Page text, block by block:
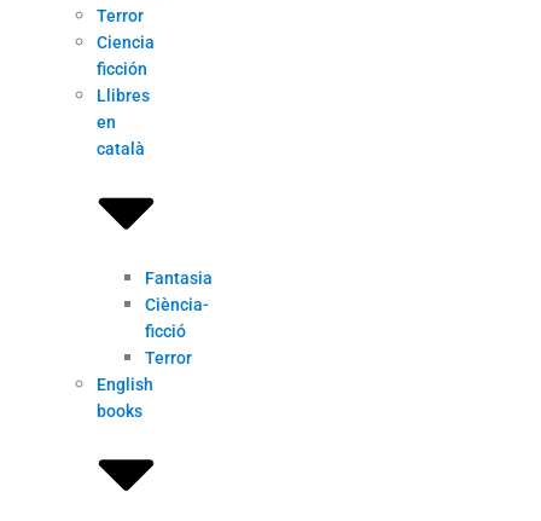
Terror
Ciencia
ficción
Llibres
en
català
Fantasia
Ciència-
ficció
Terror
English
books